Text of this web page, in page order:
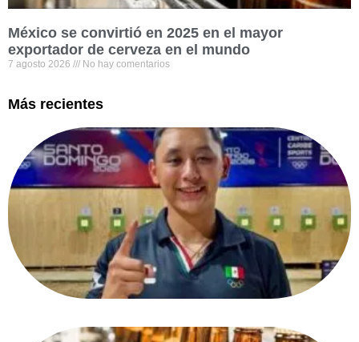
México se convirtió en 2025 en el mayor
exportador de cerveza en el mundo
7 agosto 2026 No hay comentarios
Más recientes